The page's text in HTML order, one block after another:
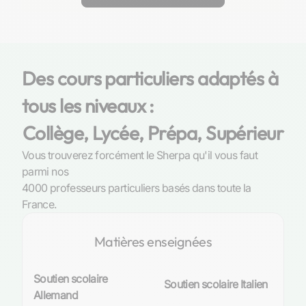
mieux à leurs besoins à Montluel. Cette approche
Des cours particuliers adaptés à
tous les niveaux :
Collège, Lycée, Prépa, Supérieur
Vous trouverez forcément le Sherpa qu'il vous faut
parmi nos
4000 professeurs particuliers basés dans toute la
France.
Matières enseignées
Soutien scolaire
Allemand
Soutien scolaire Italien